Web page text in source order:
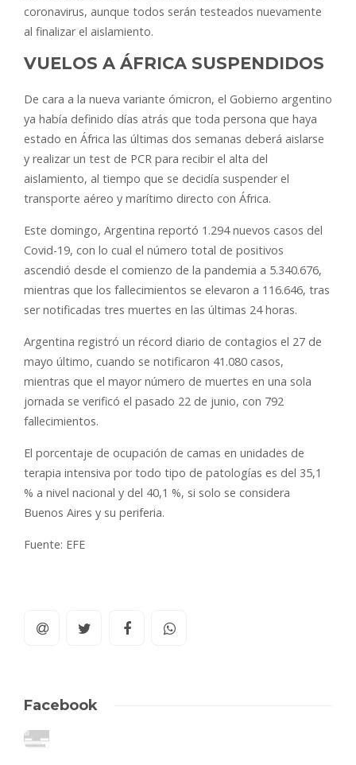
coronavirus, aunque todos serán testeados nuevamente
al finalizar el aislamiento.
VUELOS A ÁFRICA SUSPENDIDOS
De cara a la nueva variante ómicron, el Gobierno argentino
ya había definido días atrás que toda persona que haya
estado en África las últimas dos semanas deberá aislarse
y realizar un test de PCR para recibir el alta del
aislamiento, al tiempo que se decidía suspender el
transporte aéreo y marítimo directo con África.
Este domingo, Argentina reportó 1.294 nuevos casos del
Covid-19, con lo cual el número total de positivos
ascendió desde el comienzo de la pandemia a 5.340.676,
mientras que los fallecimientos se elevaron a 116.646, tras
ser notificadas tres muertes en las últimas 24 horas.
Argentina registró un récord diario de contagios el 27 de
mayo último, cuando se notificaron 41.080 casos,
mientras que el mayor número de muertes en una sola
jornada se verificó el pasado 22 de junio, con 792
fallecimientos.
El porcentaje de ocupación de camas en unidades de
terapia intensiva por todo tipo de patologías es del 35,1
% a nivel nacional y del 40,1 %, si solo se considera
Buenos Aires y su periferia.
Fuente: EFE
Facebook